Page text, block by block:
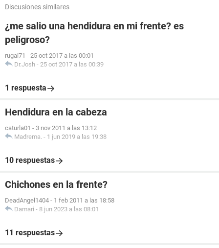
Discusiones similares
¿me salio una hendidura en mi frente? es
peligroso?
rugal71 - 25 oct 2017 a las 00:01
Dr.Josh - 25 oct 2017 a las 00:39
1 respuesta
Hendidura en la cabeza
caturla01 - 3 nov 2011 a las 13:12
Madrema. - 1 jun 2019 a las 19:38
10 respuestas
Chichones en la frente?
DeadAngel1404 - 1 feb 2011 a las 18:58
Damari - 8 jun 2023 a las 08:01
11 respuestas